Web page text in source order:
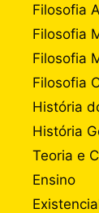
Filosofia
Filosofia
Filosofia
Filosofia
História
História
Teoria e
Ensino